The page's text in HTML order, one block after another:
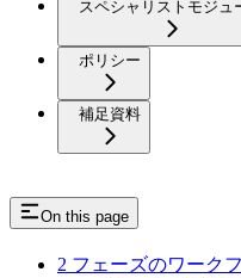
スペシャリストモジュ
ポリシー
補足資料
On this page
2 フェーズのワーク